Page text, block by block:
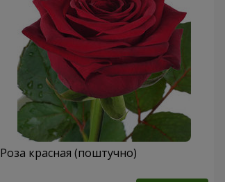
Роза красная (поштучно)